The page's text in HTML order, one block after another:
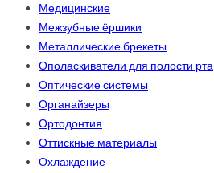
Медицинские
Межзубные ёршики
Металлические брекеты
Ополаскиватели для полости рта
Оптические системы
Органайзеры
Ортодонтия
Оттискные материалы
Охлаждение